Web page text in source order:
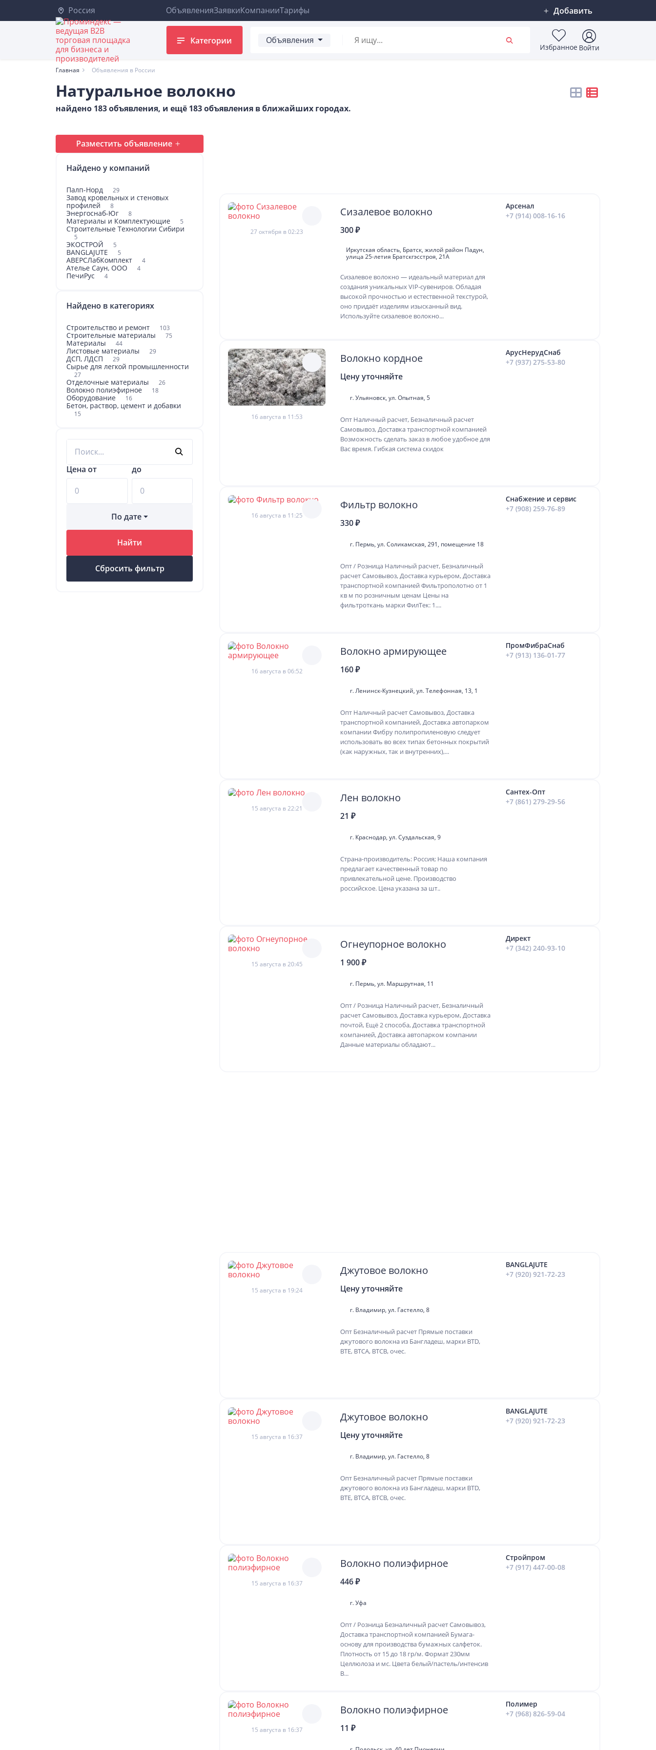
Россия ОбъявленияЗаявкиКомпанииТарифы Добавить
Категории Объявления
Избранное Войти
Главная Объявления в России
Натуральное волокно
найдено 183 объявления, и ещё 183 объявления в ближайших городах.
Разместить объявление
Найдено у компаний
Палп-Норд 29
Завод кровельных и стеновых
профилей
8
Энергоснаб-Юг 8
Материалы и Комплектующие 5
Строительные Технологии Сибири
5
ЭКОСТРОЙ 5
BANGLAJUTE 5
АВЕРСЛабКомплект 4
Ателье Саун, ООО 4
ПечиРус 4
Найдено в категориях
Строительство и ремонт 103
Строительные материалы 75
Материалы 44
Листовые материалы 29
ДСП, ЛДСП 29
Сырье для легкой промышленности
27
Отделочные материалы 26
Волокно полиэфирное 18
Оборудование 16
Бетон, раствор, цемент и добавки
15
Цена от до
По дате
Найти
Сбросить фильтр
27 октября в 02:23
Сизалевое волокно
300 ₽
Иркутская область, Братск, жилой район Падун,
улица 25-летия Братскгэсстроя, 21А
Сизалевое волокно — идеальный материал для
создания уникальных VIP-сувениров. Обладая
высокой прочностью и естественной текстурой,
оно придаёт изделиям изысканный вид.
Используйте сизалевое волокно...
Арсенал
+7 (914) 008-16-16
16 августа в 11:53
Волокно кордное
Цену уточняйте
г. Ульяновск, ул. Опытная, 5
Опт Наличный расчет, Безналичный расчет
Самовывоз, Доставка транспортной компанией
Возможность сделать заказ в любое удобное для
Вас время. Гибкая система скидок
АрусНерудСнаб
+7 (937) 275-53-80
16 августа в 11:25
Фильтр волокно
330 ₽
г. Пермь, ул. Соликамская, 291, помещение 18
Опт / Розница Наличный расчет, Безналичный
расчет Самовывоз, Доставка курьером, Доставка
транспортной компанией Фильтрополотно от 1
кв м по розничным ценам Цены на
фильтроткань марки ФилТек: 1....
Снабжение и сервис
+7 (908) 259-76-89
16 августа в 06:52
Волокно армирующее
160 ₽
г. Ленинск-Кузнецкий, ул. Телефонная, 13, 1
Опт Наличный расчет Самовывоз, Доставка
транспортной компанией, Доставка автопарком
компании Фибру полипропиленовую следует
использовать во всех типах бетонных покрытий
(как наружных, так и внутренних),...
ПромФибраСнаб
+7 (913) 136-01-77
15 августа в 22:21
Лен волокно
21 ₽
г. Краснодар, ул. Суздальская, 9
Страна-производитель: Россия; Наша компания
предлагает качественный товар по
привлекательной цене. Производство
российское. Цена указана за шт..
Сантех-Опт
+7 (861) 279-29-56
15 августа в 20:45
Огнеупорное волокно
1 900 ₽
г. Пермь, ул. Маршрутная, 11
Опт / Розница Наличный расчет, Безналичный
расчет Самовывоз, Доставка курьером, Доставка
почтой, Ещё 2 способа, Доставка транспортной
компанией, Доставка автопарком компании
Данные материалы обладают...
Директ
+7 (342) 240-93-10
15 августа в 19:24
Джутовое волокно
Цену уточняйте
г. Владимир, ул. Гастелло, 8
Опт Безналичный расчет Прямые поставки
джутового волокна из Бангладеш, марки BTD,
BTE, BTCA, BTCB, очес.
BANGLAJUTE
+7 (920) 921-72-23
15 августа в 16:37
Джутовое волокно
Цену уточняйте
г. Владимир, ул. Гастелло, 8
Опт Безналичный расчет Прямые поставки
джутового волокна из Бангладеш, марки BTD,
BTE, BTCA, BTCB, очес.
BANGLAJUTE
+7 (920) 921-72-23
15 августа в 16:37
Волокно полиэфирное
446 ₽
г. Уфа
Опт / Розница Безналичный расчет Самовывоз,
Доставка транспортной компанией Бумага-
основу для производства бумажных салфеток.
Плотность от 15 до 18 гр/м. Формат 230мм
Целлюлоза и мс. Цвета белый/пастель/интенсив
В...
Стройпром
+7 (917) 447-00-08
15 августа в 16:37
Волокно полиэфирное
11 ₽
Полимер
+7 (968) 826-59-04